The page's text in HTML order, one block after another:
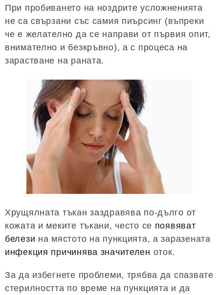
При пробиването на ноздрите усложненията
не са свързани със самия пиърсинг (въпреки
че е желателно да се направи от първия опит,
внимателно и безкръвно), а с процеса на
зарастване на раната.
Хрущялната тъкан заздравява по-дълго от
кожата и меките тъкани, често се появяват
белези на мястото на пункцията, а заразената
инфекция причинява значителен оток.
За да избегнете проблеми, трябва да спазвате
стерилността по време на пункцията и да